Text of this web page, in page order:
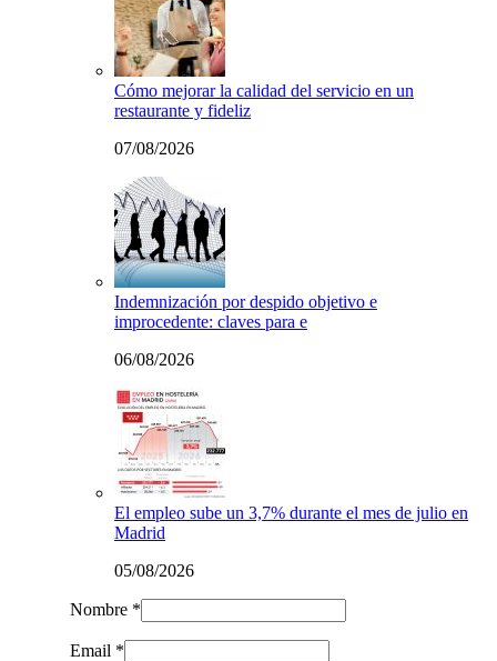
Cómo mejorar la calidad del servicio en un
restaurante y fideliz
07/08/2026
Indemnización por despido objetivo e
improcedente: claves para e
06/08/2026
El empleo sube un 3,7% durante el mes de julio en
Madrid
05/08/2026
Nombre *
Email *